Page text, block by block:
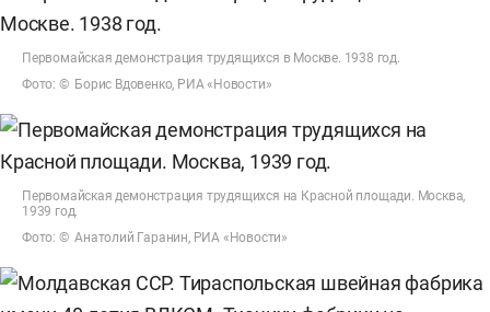
Первомайская демонстрация трудящихся в Москве. 1938 год.
Фото: © Борис Вдовенко, РИА «Новости»
Первомайская демонстрация трудящихся на Красной площади. Москва,
1939 год.
Фото: © Анатолий Гаранин, РИА «Новости»